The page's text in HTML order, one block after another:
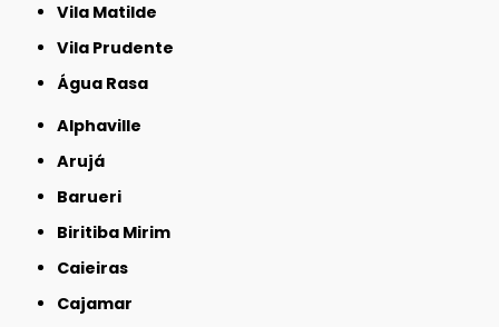
Vila Matilde
Vila Prudente
Água Rasa
Alphaville
Arujá
Barueri
Biritiba Mirim
Caieiras
Cajamar